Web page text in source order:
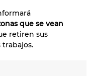
que se vean
retiren sus
trabajos.